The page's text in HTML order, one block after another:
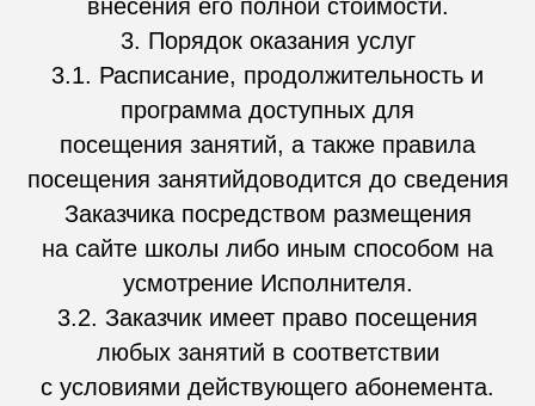
внесения его полной стоимости.
3. Порядок оказания услуг
3.1. Расписание, продолжительность и
программа доступных для
посещения занятий, а также правила
посещения занятийдоводится до сведения
Заказчика посредством размещения
на сайте школы либо иным способом на
усмотрение Исполнителя.
3.2. Заказчик имеет право посещения
любых занятий в соответствии
с условиями действующего абонемента.